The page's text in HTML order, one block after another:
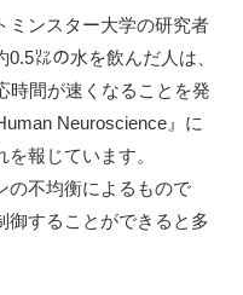
ミンスター大学の研究者
㍑の水を飲んだ人は、
時間が速くなることを発
Neuroscience』に
報じています。
の不均衡によるもので
御することができると多